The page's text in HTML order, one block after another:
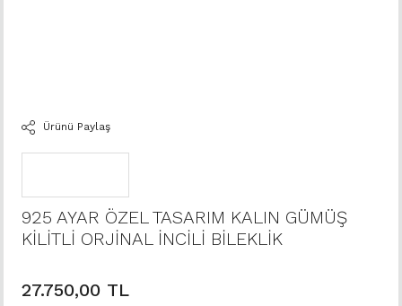
Ürünü Paylaş
925 AYAR ÖZEL TASARIM KALIN GÜMÜŞ
KİLİTLİ ORJİNAL İNCİLİ BİLEKLİK
27.750,00 TL